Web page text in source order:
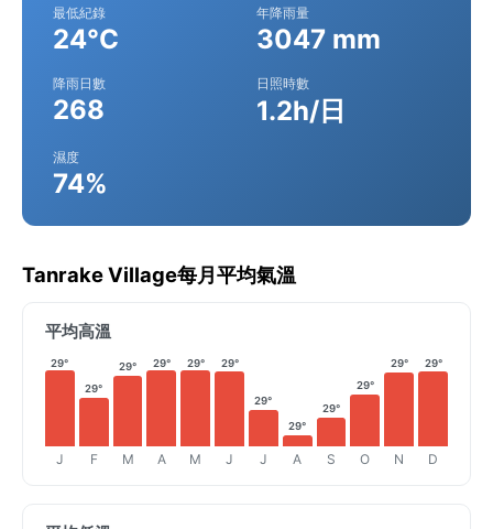
最低紀錄
24°C
年降雨量
3047 mm
降雨日數
268
日照時數
1.2h/日
濕度
74%
Tanrake Village每月平均氣溫
平均高溫
29°
J
29°
F
29°
M
29°
A
29°
M
29°
J
29°
J
29°
A
29°
S
29°
O
29°
N
29°
D